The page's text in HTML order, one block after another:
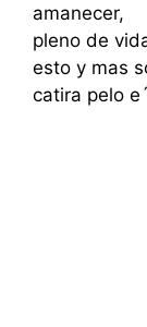
amanecer,
pleno de
esto y mas
catira pelo